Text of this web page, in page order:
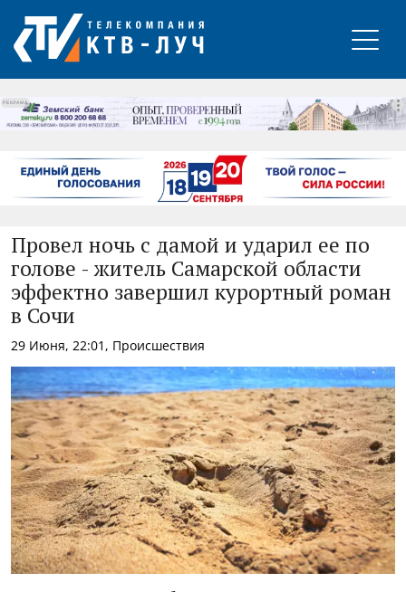
РЕКЛАМА
Провел ночь с дамой и ударил ее по
голове - житель Самарской области
эффектно завершил курортный роман
в Сочи
29 Июня, 22:01, Происшествия